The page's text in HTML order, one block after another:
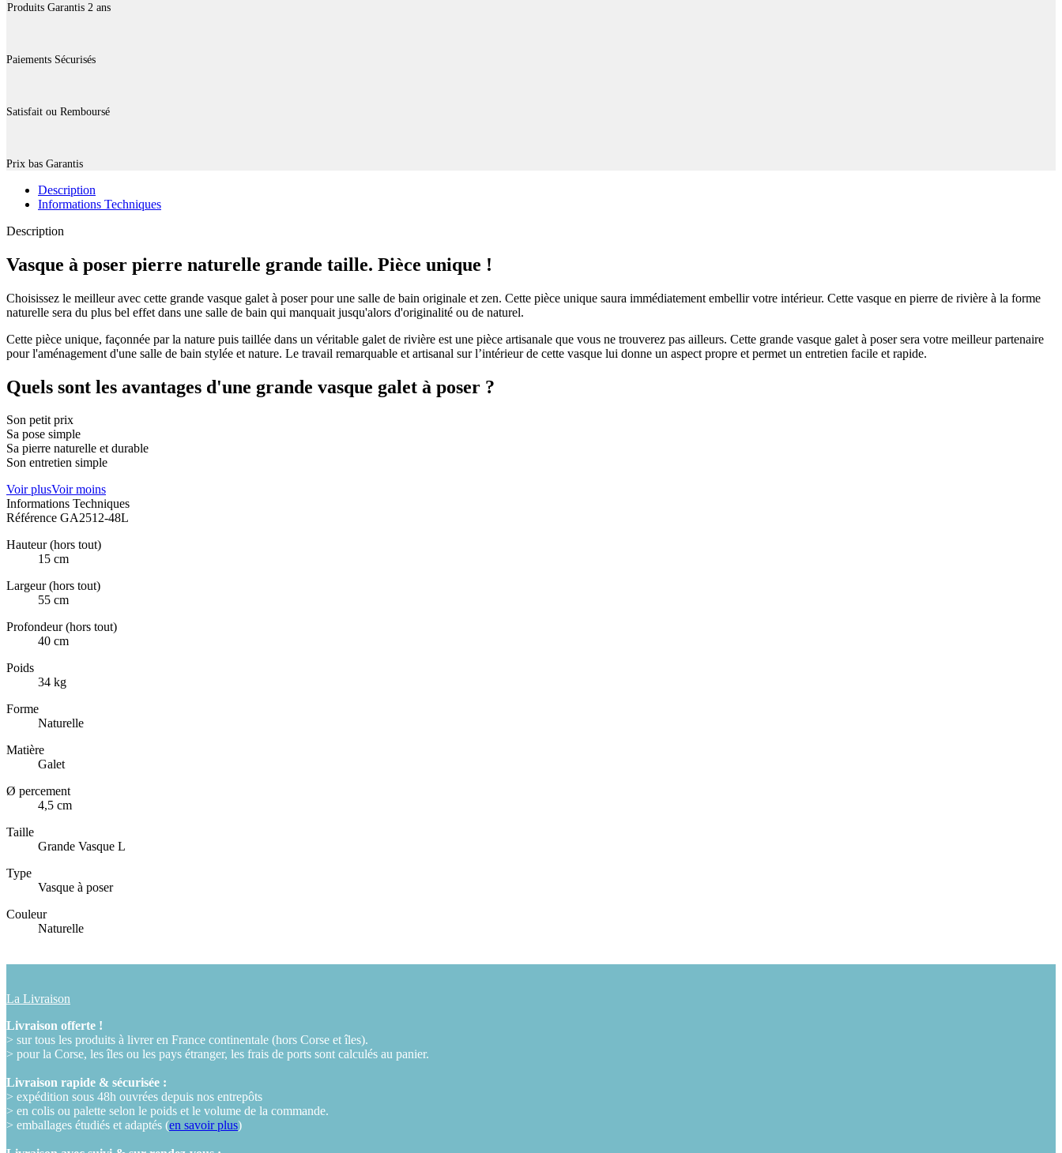
Produits Garantis 2 ans
Paiements Sécurisés
Satisfait ou Remboursé
Prix bas Garantis
Description
Informations Techniques
Description
Vasque à poser pierre naturelle grande taille. Pièce unique !
Choisissez le meilleur avec cette grande vasque galet à poser pour une salle de bain originale et zen. Cette pièce unique saura immédiatement embellir votre intérieur. Cette vasque en pierre de rivière à la forme
naturelle sera du plus bel effet dans une salle de bain qui manquait jusqu'alors d'originalité ou de naturel.
Cette pièce unique, façonnée par la nature puis taillée dans un véritable galet de rivière est une pièce artisanale que vous ne trouverez pas ailleurs. Cette grande vasque galet à poser sera votre meilleur partenaire
pour l'aménagement d'une salle de bain stylée et nature. Le travail remarquable et artisanal sur l’intérieur de cette vasque lui donne un aspect propre et permet un entretien facile et rapide.
Quels sont les avantages d'une grande vasque galet à poser ?
Son petit prix
Sa pose simple
Sa pierre naturelle et durable
Son entretien simple
Voir plusVoir moins
Informations Techniques
Référence GA2512-48L
Hauteur (hors tout)
15 cm
Largeur (hors tout)
55 cm
Profondeur (hors tout)
40 cm
Poids
34 kg
Forme
Naturelle
Matière
Galet
Ø percement
4,5 cm
Taille
Grande Vasque L
Type
Vasque à poser
Couleur
Naturelle
La Livraison
Livraison offerte !
> sur tous les produits à livrer en France continentale (hors Corse et îles).
> pour la Corse, les îles ou les pays étranger, les frais de ports sont calculés au panier.
Livraison rapide & sécurisée :
> expédition sous 48h ouvrées depuis nos entrepôts
> en colis ou palette selon le poids et le volume de la commande.
> emballages étudiés et adaptés (en savoir plus)